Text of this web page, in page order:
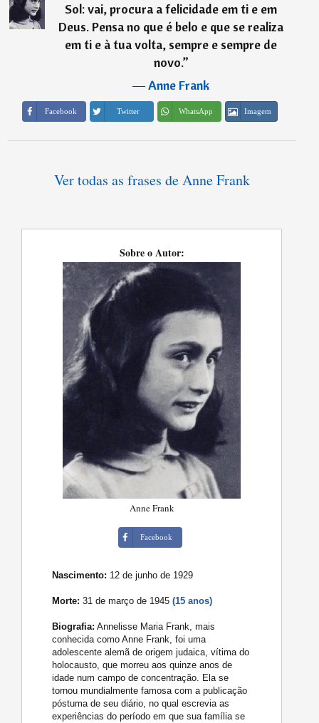
Sol: vai, procura a felicidade em ti e em
Deus. Pensa no que é belo e que se realiza
em ti e à tua volta, sempre e sempre de
novo.”
―Anne Frank
Facebook Twitter WhatsApp Imagem
Ver todas as frases de Anne Frank
Sobre o Autor:
Anne Frank
Facebook
Nascimento: 12 de junho de 1929
Morte: 31 de março de 1945(15 anos)
Biografia: Annelisse Maria Frank, mais
conhecida como Anne Frank, foi uma
adolescente alemã de origem judaica, vítima do
holocausto, que morreu aos quinze anos de
idade num campo de concentração. Ela se
tornou mundialmente famosa com a publicação
póstuma de seu diário, no qual escrevia as
experiências do período em que sua família se